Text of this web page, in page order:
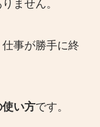
ません。
事が勝手に終
い方です。